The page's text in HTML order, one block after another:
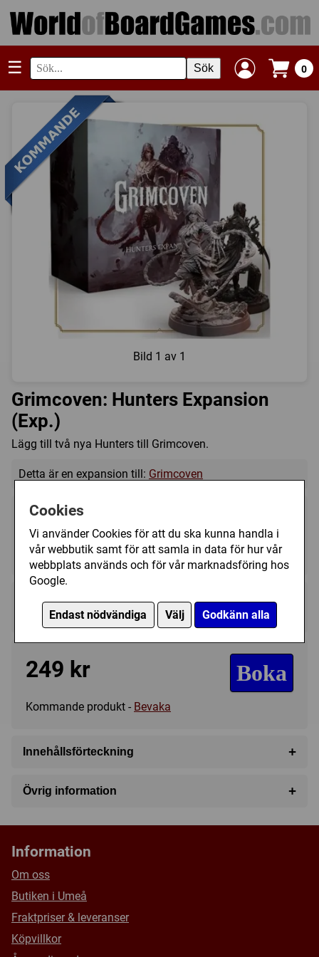
Cookies
Vi använder Cookies för att du ska kunna handla i
vår webbutik samt för att samla in data för hur vår
webbplats används och för vår marknadsföring hos
Google.
Endast nödvändiga Välj Godkänn alla
☰ Sök 0
Bild 1 av 1
Grimcoven: Hunters Expansion
(Exp.)
Lägg till två nya Hunters till Grimcoven.
Detta är en expansion till: Grimcoven
1 - 4 90 - 270 (min) 14+
★★★★★★★★★★
★★★★★★★★★★
249 kr Boka
Kommande produkt - Bevaka
Innehållsförteckning +
Övrig information +
Tillverkare: Övriga
Länkar:
Försälj. rank:
Information
Om oss
Butiken i Umeå
Fraktpriser & leveranser
Köpvillkor